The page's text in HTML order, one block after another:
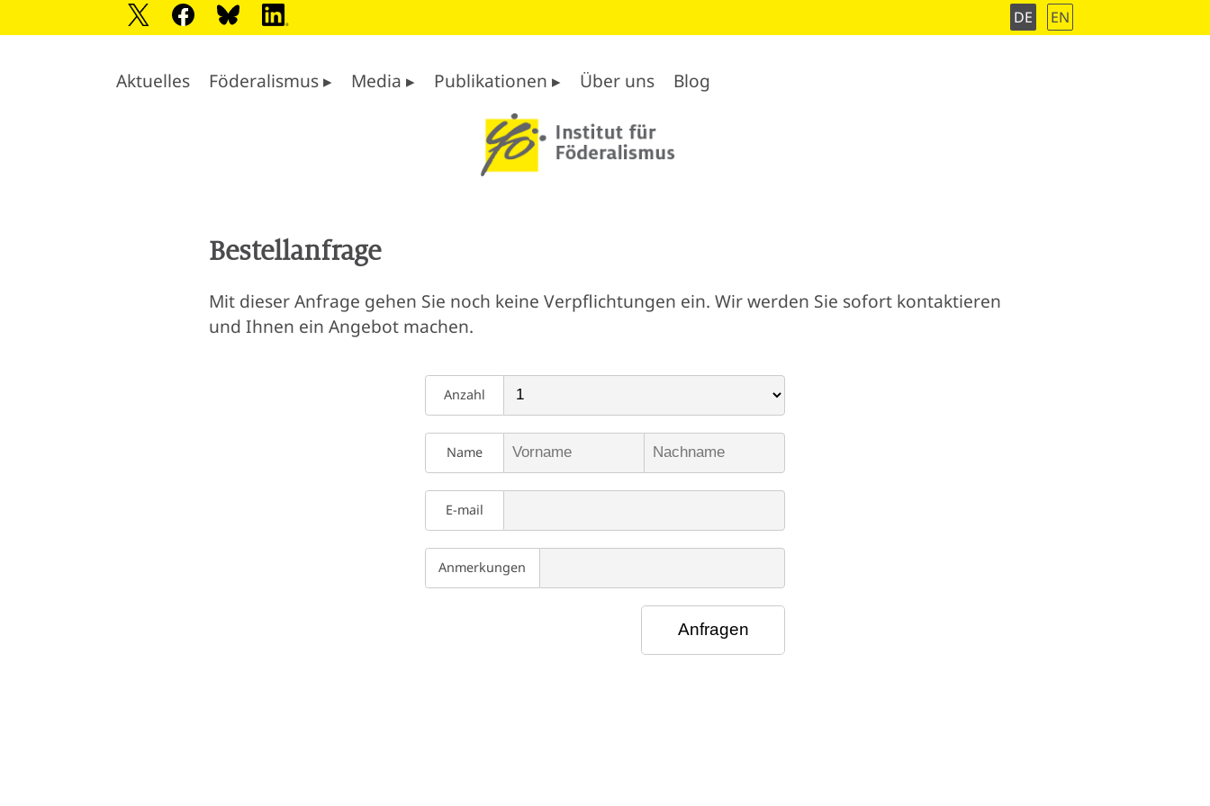
DE EN
Aktuelles Föderalismus ▸ Media ▸ Publikationen ▸ Über uns Blog
Bestellanfrage
Mit dieser Anfrage gehen Sie noch keine Verpflichtungen ein. Wir werden Sie sofort kontaktieren
und Ihnen ein Angebot machen.
Anzahl
Name
E-mail
Anmerkungen